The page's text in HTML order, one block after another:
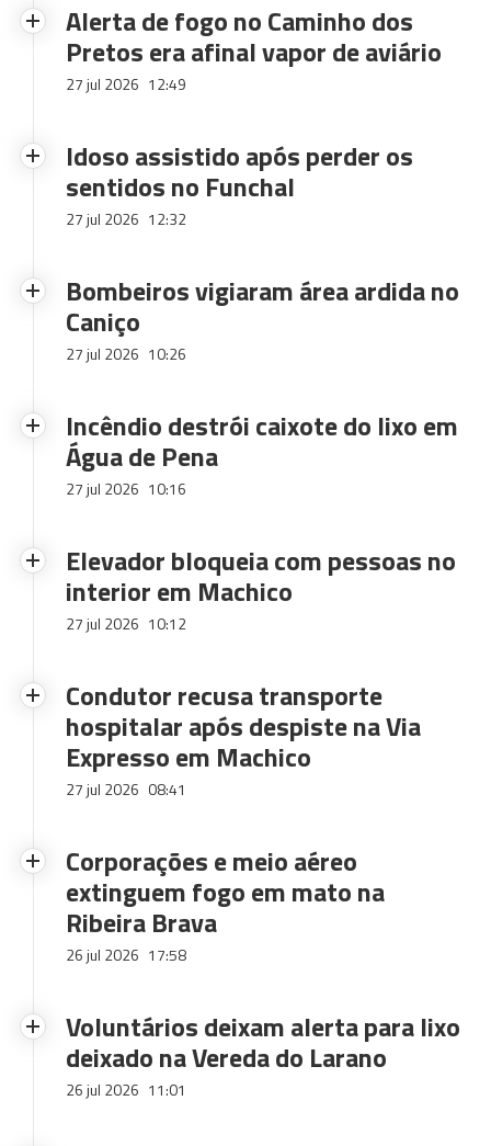
Alerta de fogo no Caminho dos
Pretos era afinal vapor de aviário
27 jul 2026 12:49
Idoso assistido após perder os
sentidos no Funchal
27 jul 2026 12:32
Bombeiros vigiaram área ardida no
Caniço
27 jul 2026 10:26
Incêndio destrói caixote do lixo em
Água de Pena
27 jul 2026 10:16
Elevador bloqueia com pessoas no
interior em Machico
27 jul 2026 10:12
Condutor recusa transporte
hospitalar após despiste na Via
Expresso em Machico
27 jul 2026 08:41
Corporações e meio aéreo
extinguem fogo em mato na
Ribeira Brava
26 jul 2026 17:58
Voluntários deixam alerta para lixo
deixado na Vereda do Larano
26 jul 2026 11:01